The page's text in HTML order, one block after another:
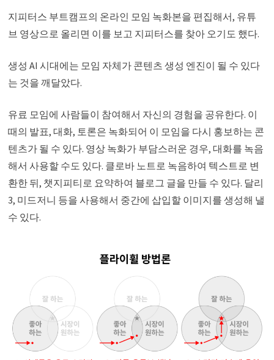
지피터스 부트캠프의 온라인 모임 녹화본을 편집해서, 유튜
브 영상으로 올리면 이를 보고 지피터스를 찾아 오기도 했다.
생성 AI 시대에는 모임 자체가 콘텐츠 생성 엔진이 될 수 있다
는 것을 깨달았다.
유료 모임에 사람들이 참여해서 자신의 경험을 공유한다. 이
때의 발표, 대화, 토론은 녹화되어 이 모임을 다시 홍보하는 콘
텐츠가 될 수 있다. 영상 녹화가 부담스러운 경우, 대화를 녹음
해서 사용할 수도 있다. 클로바 노트로 녹음하여 텍스트로 변
환한 뒤, 챗지피티로 요약하여 블로그 글을 만들 수 있다. 달리
3, 미드저니 등을 사용해서 중간에 삽입할 이미지를 생성해 낼
수 있다.